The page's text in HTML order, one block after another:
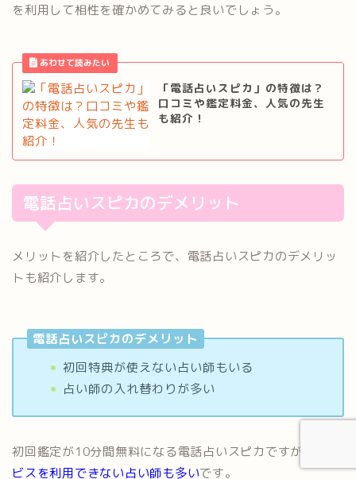
を利用して相性を確かめてみると良いでしょう。
「電話占いスピカ」の特徴は？
口コミや鑑定料金、人気の先生
も紹介！
電話占いスピカのデメリット
メリットを紹介したところで、電話占いスピカのデメリッ
トも紹介します。
電話占いスピカのデメリット
初回特典が使えない占い師もいる
占い師の入れ替わりが多い
初回鑑定が10分間無料になる電話占いスピカですが、
ビスを利用できない占い師も多いです。